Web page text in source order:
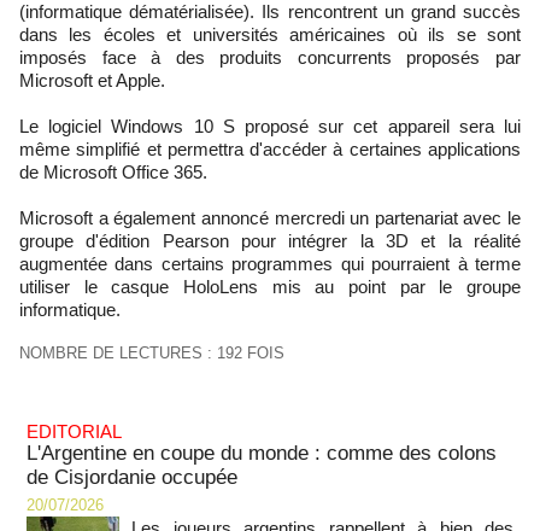
(informatique dématérialisée). Ils rencontrent un grand succès
dans les écoles et universités américaines où ils se sont
imposés face à des produits concurrents proposés par
Microsoft et Apple.
Le logiciel Windows 10 S proposé sur cet appareil sera lui
même simplifié et permettra d'accéder à certaines applications
de Microsoft Office 365.
Microsoft a également annoncé mercredi un partenariat avec le
groupe d'édition Pearson pour intégrer la 3D et la réalité
augmentée dans certains programmes qui pourraient à terme
utiliser le casque HoloLens mis au point par le groupe
informatique.
NOMBRE DE LECTURES : 192 FOIS
EDITORIAL
L'Argentine en coupe du monde : comme des colons
de Cisjordanie occupée
20/07/2026